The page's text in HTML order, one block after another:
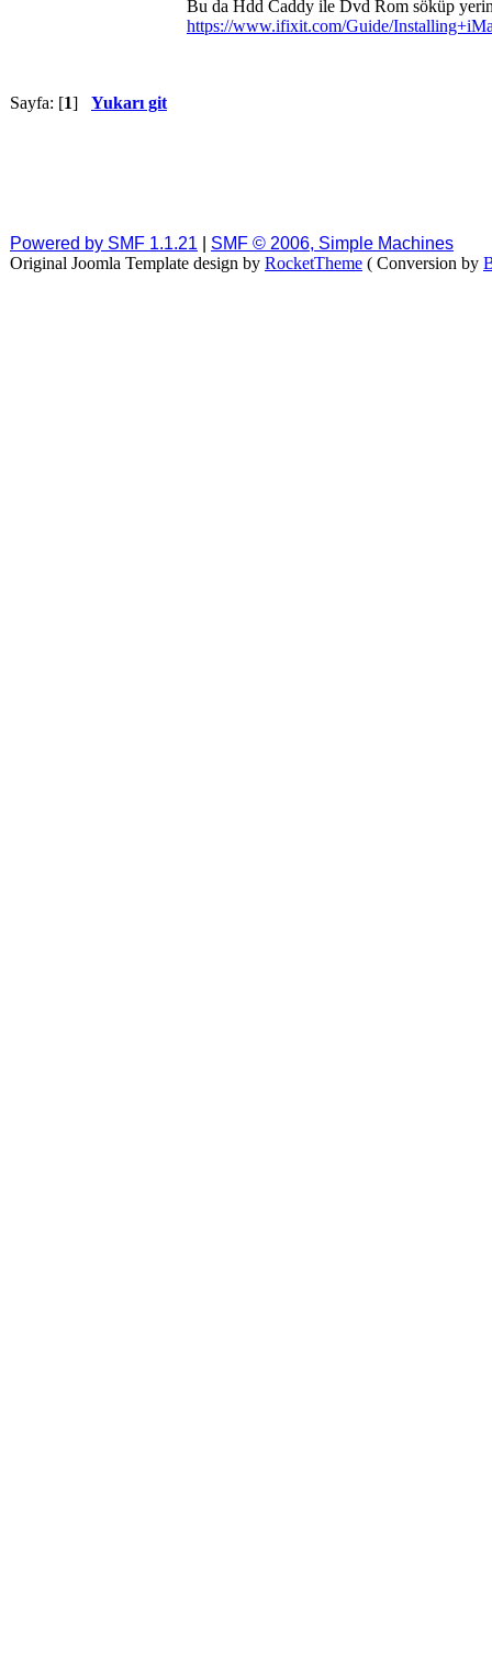
Bu da Hdd Caddy ile Dvd Rom söküp
https://www.ifixit.com/Guide/
Sayfa: [1] Yukarı git
Powered by SMF 1.1.21
SMF © 2006, Simple Machines
Original Joomla Template design by RocketTheme ( Conversion by